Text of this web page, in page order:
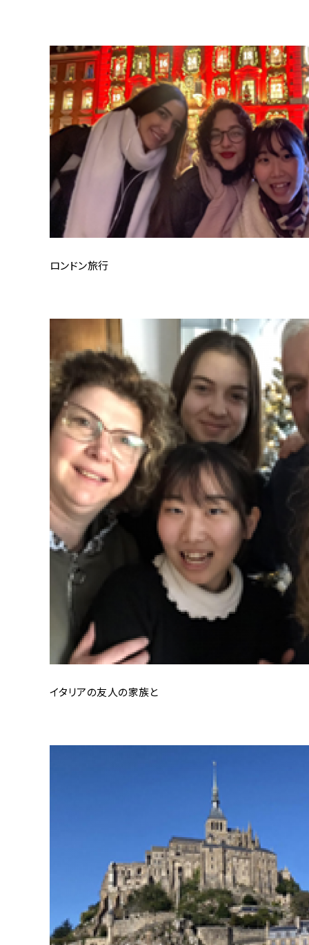
ロンドン旅行
イタリアの友人の家族と